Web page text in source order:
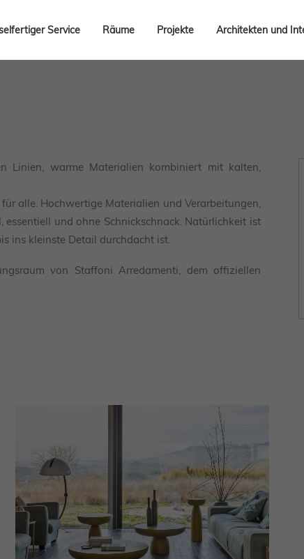
Service Räume Projekte Architekten und
Linien, warme Materialien kombiniert mit kalten,
alle. Hochwertige Materialien und Verarbeitungen,
und ohne Schnickschnack. Natürlichkeit ist
ins kleinste Detail durchdacht ist.
von Staffoni Arredamenti, dem offiziellen